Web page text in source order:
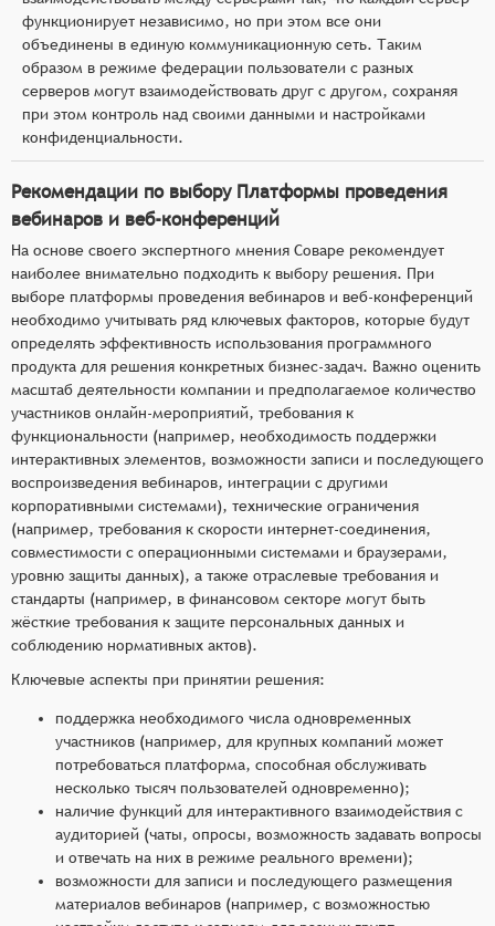
функционирует независимо, но при этом все они
объединены в единую коммуникационную сеть. Таким
образом в режиме федерации пользователи с разных
серверов могут взаимодействовать друг с другом, сохраняя
при этом контроль над своими данными и настройками
конфиденциальности.
Рекомендации по выбору Платформы проведения
вебинаров и веб-конференций
На основе своего экспертного мнения Соваре рекомендует
наиболее внимательно подходить к выбору решения. При
выборе платформы проведения вебинаров и веб-конференций
необходимо учитывать ряд ключевых факторов, которые будут
определять эффективность использования программного
продукта для решения конкретных бизнес-задач. Важно оценить
масштаб деятельности компании и предполагаемое количество
участников онлайн-мероприятий, требования к
функциональности (например, необходимость поддержки
интерактивных элементов, возможности записи и последующего
воспроизведения вебинаров, интеграции с другими
корпоративными системами), технические ограничения
(например, требования к скорости интернет-соединения,
совместимости с операционными системами и браузерами,
уровню защиты данных), а также отраслевые требования и
стандарты (например, в финансовом секторе могут быть
жёсткие требования к защите персональных данных и
соблюдению нормативных актов).
Ключевые аспекты при принятии решения:
поддержка необходимого числа одновременных
участников (например, для крупных компаний может
потребоваться платформа, способная обслуживать
несколько тысяч пользователей одновременно);
наличие функций для интерактивного взаимодействия с
аудиторией (чаты, опросы, возможность задавать вопросы
и отвечать на них в режиме реального времени);
возможности для записи и последующего размещения
материалов вебинаров (например, с возможностью